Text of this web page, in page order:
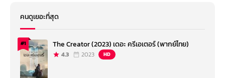
คนดูเยอะที่สุด
#1 The Creator (2023) เดอะ ครีเอเตอร์ (พากย์ไทย)
4.3 2023 HD